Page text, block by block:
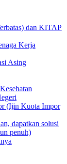
dan KITAP
Kerja
Asing
(Ijin Kuota Impor
dapatkan solusi
penuh)